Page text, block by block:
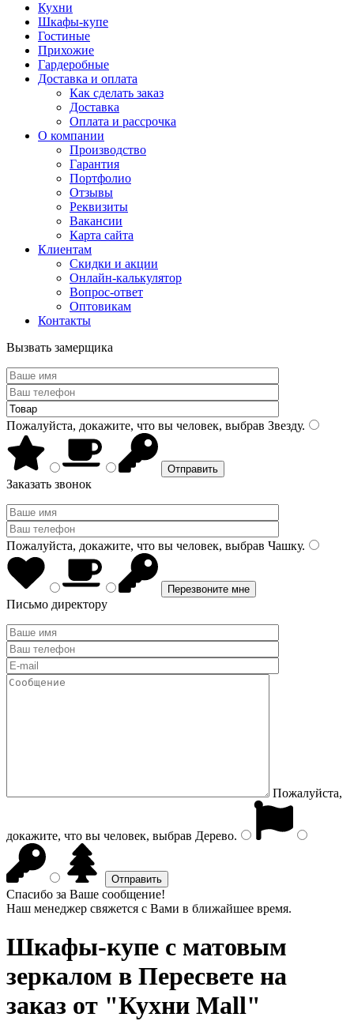
Кухни
Шкафы-купе
Гостиные
Прихожие
Гардеробные
Доставка и оплата
Как сделать заказ
Доставка
Оплата и рассрочка
О компании
Производство
Гарантия
Портфолио
Отзывы
Реквизиты
Вакансии
Карта сайта
Клиентам
Скидки и акции
Онлайн-калькулятор
Вопрос-ответ
Оптовикам
Контакты
Вызвать замерщика
Пожалуйста, докажите, что вы человек, выбрав Звезду.
Заказать звонок
Пожалуйста, докажите, что вы человек, выбрав Чашку.
Письмо директору
Пожалуйста,
докажите, что вы человек, выбрав Дерево.
Спасибо за Ваше сообщение!
Наш менеджер свяжется с Вами в ближайшее время.
Шкафы-купе с матовым
зеркалом в Пересвете на
заказ от "Кухни Mall"